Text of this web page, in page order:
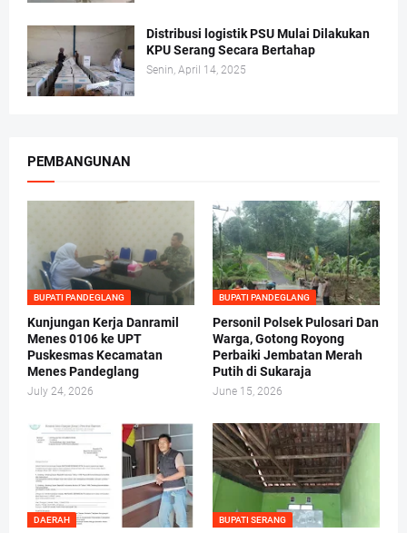
Distribusi logistik PSU Mulai Dilakukan
KPU Serang Secara Bertahap
Senin, April 14, 2025
PEMBANGUNAN
BUPATI PANDEGLANG
Kunjungan Kerja Danramil
Menes 0106 ke UPT
Puskesmas Kecamatan
Menes Pandeglang
July 24, 2026
BUPATI PANDEGLANG
Personil Polsek Pulosari Dan
Warga, Gotong Royong
Perbaiki Jembatan Merah
Putih di Sukaraja
June 15, 2026
DAERAH BUPATI SERANG